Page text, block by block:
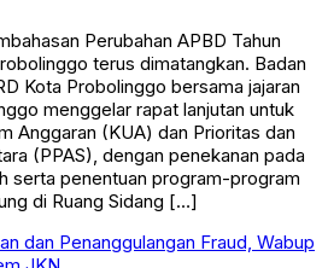
Perubahan APBD Tahun
terus dimatangkan. Badan
Kota Probolinggo bersama jajaran
menggelar rapat lanjutan untuk
Anggaran (KUA) dan Prioritas dan
(PPAS), dengan penekanan pada
serta penentuan program-program
di Ruang Sidang […]